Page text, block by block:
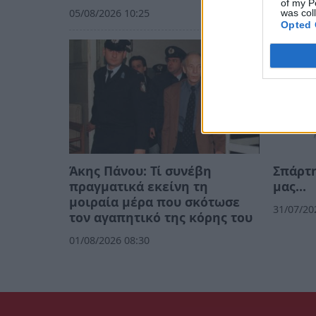
of my
was
Opted
05/08/2026 10:25
Άκης Πάνου: Τί συνέβη
πραγματικά εκείνη τη
μοιραία μέρα που σκότωσε
τον αγαπητικό της κόρης του
01/08/2026 08:30
μας…
31/07/